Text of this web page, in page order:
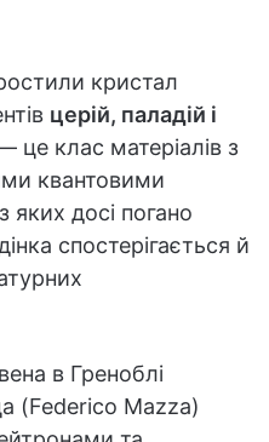
кристал
церій, паладій і
це клас матеріалів з
квантовими
яких досі погано
спостерігається й
в Греноблі
(Federico Mazza)